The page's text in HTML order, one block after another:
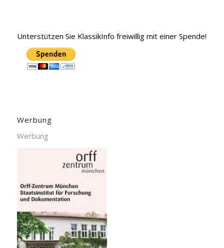
Unterstützen Sie KlassikInfo freiwillig mit einer Spende!
Werbung
Werbung